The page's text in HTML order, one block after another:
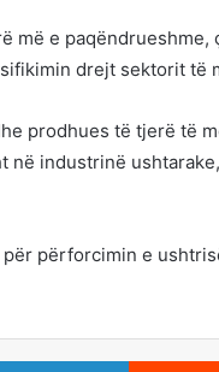
më e paqëndrueshme,
drejt sektorit të
prodhues të tjerë të
në industrinë
përforcimin e
LinkedIn